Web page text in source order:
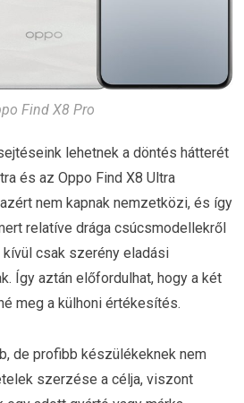
Find X8 Pro
lehetnek a döntés hátterét
és az Oppo Find X8 Ultra
nem kapnak nemzetközi, és így
relatíve drága csúcsmodellekről
kívül csak szerény eladási
Így aztán előfordulhat, hogy a két
meg a külhoni értékesítés.
de profibb készülékeknek nem
szerzése a célja, viszont